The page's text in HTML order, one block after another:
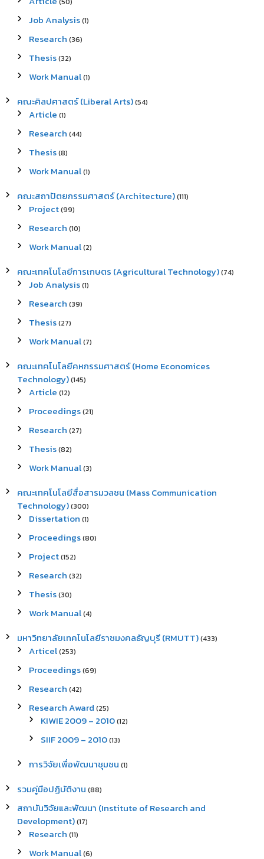
Job Analysis(1)
Research (36)
Thesis(32)
Work Manual(1)
คณะศิลปศาสตร์ (Liberal Arts)(54)
Article (1)
Research (44)
Thesis(8)
Work Manual(1)
คณะสถาปัตยกรรมศาสตร์ (Architecture)(111)
Project(99)
Research (10)
Work Manual(2)
คณะเทคโนโลยีการเกษตร (Agricultural Technology)(74)
Job Analysis(1)
Research (39)
Thesis(27)
Work Manual(7)
คณะเทคโนโลยีคหกรรมศาสตร์ (Home Economices
Technology)(145)
Article (12)
Proceedings(21)
Research (27)
Thesis(82)
Work Manual(3)
คณะเทคโนโลยีสื่อสารมวลชน (Mass Communication
Technology)(300)
Dissertation (1)
Proceedings(80)
Project(152)
Research (32)
Thesis(30)
Work Manual(4)
มหาวิทยาลัยเทคโนโลยีราชมงคลธัญบุรี (RMUTT)(433)
Articel(253)
Proceedings(69)
Research (42)
Research Award (25)
KIWIE 2009 – 2010(12)
SIIF 2009 – 2010(13)
การวิจัยเพื่อพัฒนาชุมชน (1)
รวมคู่มือปฏิบัติงาน (88)
สถาบันวิจัยและพัฒนา (Institute of Research and
Development)(17)
Research (11)
Work Manual(6)